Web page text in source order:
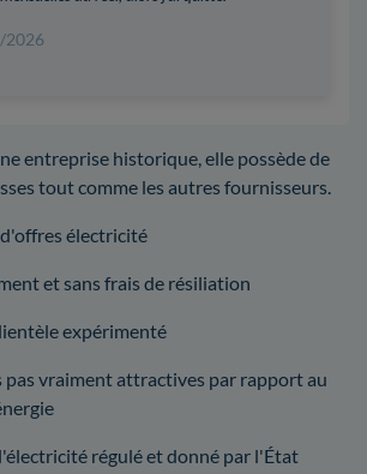
2026
entreprise historique, elle possède de
tout comme les autres fournisseurs.
électricité
et sans frais de résiliation
expérimenté
vraiment attractives par rapport au
régulé et donné par l'État